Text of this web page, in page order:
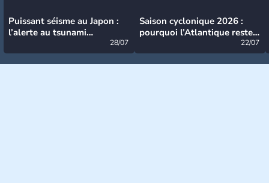
Puissant séisme au Japon :
l’alerte au tsunami
28/07
Saison cyclonique 2026 :
pourquoi l’Atlantique reste
22/07